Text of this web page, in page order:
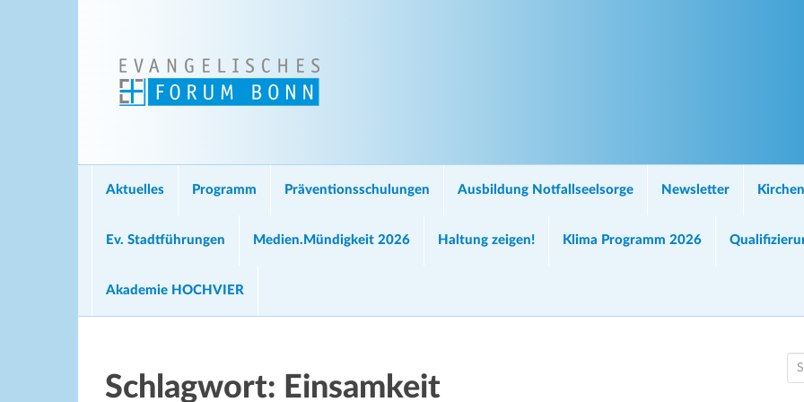
Aktuelles Programm Präventionsschulungen Ausbildung Notfallseelsorge Newsletter
Ev. Stadtführungen Medien.Mündigkeit 2026 Haltung zeigen! Klima Programm 2026
Akademie HOCHVIER
Schlagwort: Einsamkeit
e